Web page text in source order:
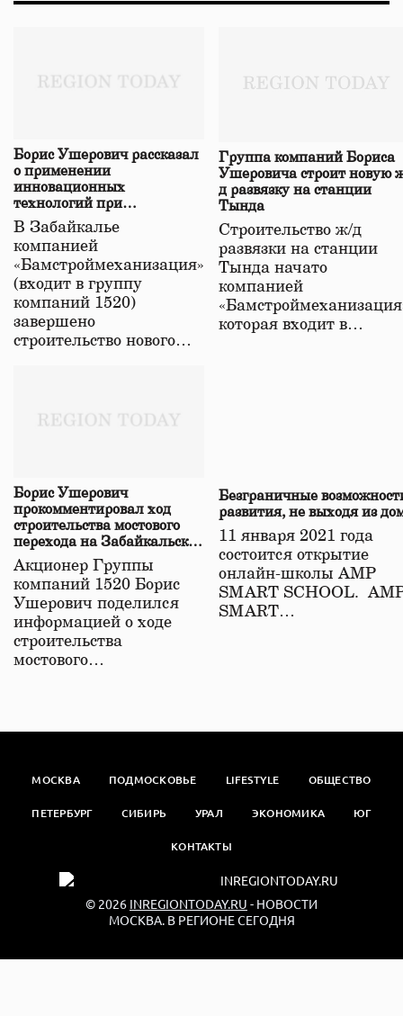
Борис Ушерович рассказал
о применении
инновационных
технологий при
строительстве нового моста
в Забайкалье
В Забайкалье
компанией
«Бамстроймеханизация»
(входит в группу
компаний 1520)
завершено
строительство нового…
Группа компаний Бориса
Ушеровича строит новую
д развязку на станции
Тында
Строительство ж/д
развязки на станции
Тында начато
компанией
которая входит в…
Борис Ушерович
прокомментировал ход
строительства мостового
перехода на Забайкальской
железной дороге
Акционер Группы
компаний 1520 Борис
Ушерович поделился
информацией о ходе
строительства
мостового…
Безграничные
развития, не выходя из
11 января 2021 года
состоится открытие
онлайн-школы АМР
SMART SCHOOL.
SMART…
МОСКВА ПОДМОСКОВЬЕ LIFESTYLE ОБЩЕСТВО
ПЕТЕРБУРГ СИБИРЬ УРАЛ ЭКОНОМИКА ЮГ
КОНТАКТЫ
© 2026 INREGIONTODAY.RU - НОВОСТИ
МОСКВА. В РЕГИОНЕ СЕГОДНЯ